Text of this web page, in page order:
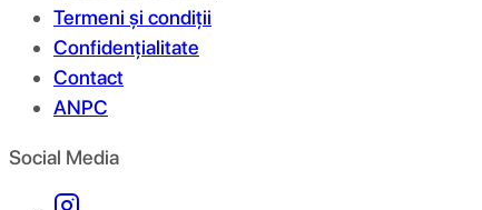
Termeni și condiții
Confidențialitate
Contact
ANPC
Social Media